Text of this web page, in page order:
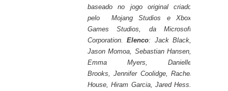
baseado no jogo original criado
pelo Mojang Studios e Xbox
Games Studios, da Microsoft
Corporation.Elenco: Jack Black,
Jason Momoa, Sebastian Hansen,
Emma Myers, Danielle
Brooks, Jennifer Coolidge, Rachel
House, Hiram Garcia, Jared Hess.